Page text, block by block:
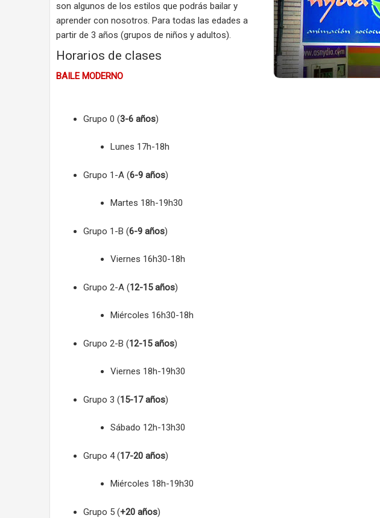
son algunos de los estilos que podrás bailar y
aprender con nosotros. Para todas las edades a
partir de 3 años (grupos de niños y adultos).
Horarios de clases
BAILE MODERNO
Grupo 0 (3-6 años)
Lunes 17h-18h
Grupo 1-A (6-9 años)
Martes 18h-19h30
Grupo 1-B (6-9 años)
Viernes 16h30-18h
Grupo 2-A (12-15 años)
Miércoles 16h30-18h
Grupo 2-B (12-15 años)
Viernes 18h-19h30
Grupo 3 (15-17 años)
Sábado 12h-13h30
Grupo 4 (17-20 años)
Miércoles 18h-19h30
Grupo 5 (+20 años)